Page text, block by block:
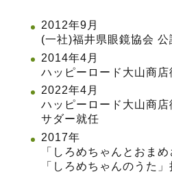
2012年9月
(一社)福井県眼鏡協会
2014年4月
ハッピーロード大山商
2022年4月
ハッピーロード大山商
サダー就任
2017年
「しろめちゃんとおま
「しろめちゃんのうた